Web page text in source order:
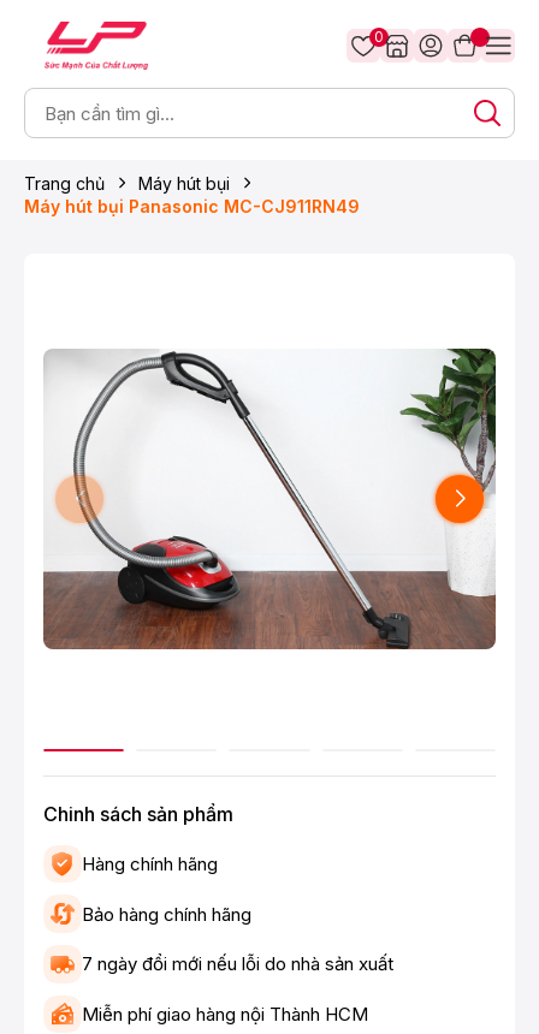
0
Trang chủ
Máy hút bụi
Máy hút bụi Panasonic MC-CJ911RN49
Chinh sách sản phẩm
Hàng chính hãng
Bảo hàng chính hãng
7 ngày đổi mới nếu lỗi do nhà sản xuất
Miễn phí giao hàng nội Thành HCM